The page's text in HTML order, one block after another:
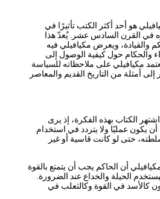
أحد أكثر الكتب تأثيرًا في
السادس عشر. يُعدّ هذا
ويعرض مكيافيلي فيه
حول كيفية الوصول إلى
على ملاحظاته للسياسة
من التاريخ القديم والمعاصر
بهذه الفكرة، إذ يرى
عمليًا ولا يتردد في استخدام
لو كانت قاسية أو غير
أن الحاكم يجب أن يتمتع بالقوة
الحيلة والخداع عند الضرورة.
في القوة وكالثعلب في